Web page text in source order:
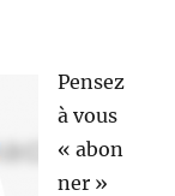
Pensez
à vous
« abon
ner »